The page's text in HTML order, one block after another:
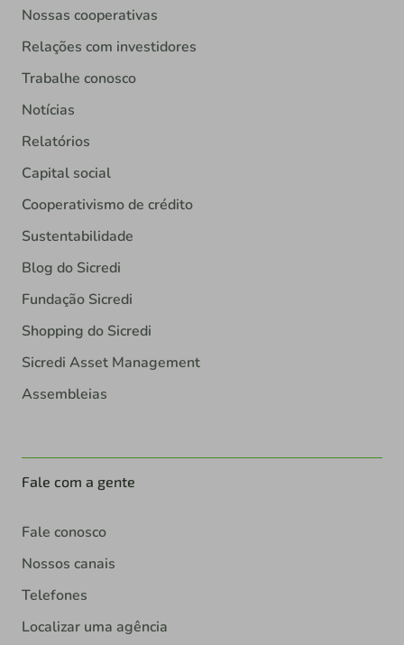
Nossas cooperativas
Relações com investidores
Trabalhe conosco
Notícias
Relatórios
Capital social
Cooperativismo de crédito
Sustentabilidade
Blog do Sicredi
Fundação Sicredi
Shopping do Sicredi
Sicredi Asset Management
Assembleias
Fale com a gente
Fale conosco
Nossos canais
Telefones
Localizar uma agência